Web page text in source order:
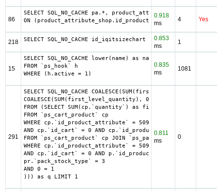
86
SELECT SQL_NO_CACHE pa.*,
ON (product_attribute_shop.id_product_attribute =
0.918
ms
4 Yes
218 SELECT SQL_NO_CACHE id_iqitsizechart FROM
0.853
ms
1
15
SELECT SQL_NO_CACHE lower(name) as name
FROM `ps_hook` h
WHERE (h.active = 1)
0.835
ms
1081
291
SELECT SQL_NO_CACHE
COALESCE(SUM(first_level_quantity), 0) as quantity
FROM (SELECT SUM(cp.`quantity`) as
FROM `ps_cart_product` cp
WHERE cp.`id_product_attribute` = 5090
AND cp.`id_cart` = 0 AND cp.`id_product` = 877 UNION
FROM `ps_cart_product` cp JOIN `ps_pack` p ON
WHERE cp.`id_product_attribute` = 5090
AND cp.`id_cart` = 0 AND p.`id_product_item` = 877 AND
pr.`pack_stock_type` = 3
AND 0 = 1
))) as q LIMIT 1
0.811
ms
0